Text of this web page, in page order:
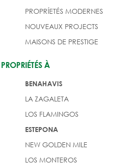
PROPRÍETÉS MODERNES
NOUVEAUX PROJECTS
MAISONS DE PRESTIGE
À
BENAHAVIS
LA ZAGALETA
LOS FLAMINGOS
ESTEPONA
NEW GOLDEN MILE
LOS MONTEROS